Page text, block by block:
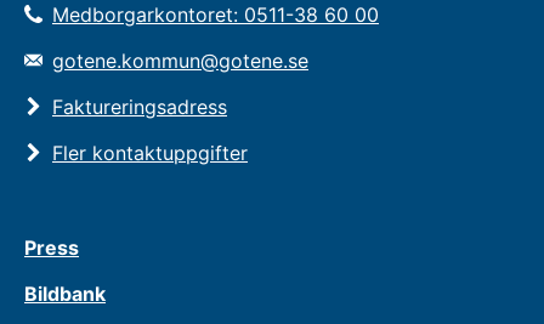
Medborgarkontoret: 0511-38 60 00
gotene.kommun@gotene.se
Faktureringsadress
Fler kontaktuppgifter
Press
Bildbank